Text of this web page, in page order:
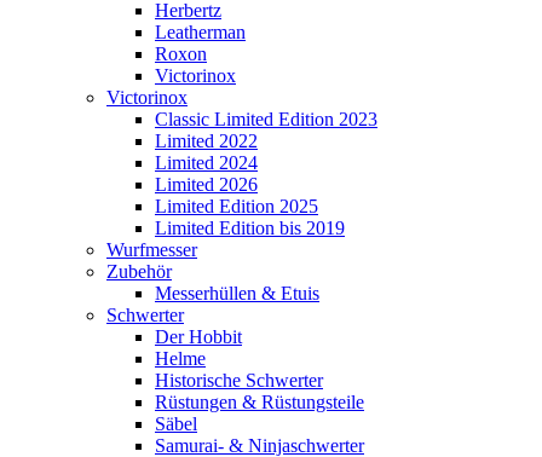
Herbertz
Leatherman
Roxon
Victorinox
Victorinox
Classic Limited Edition 2023
Limited 2022
Limited 2024
Limited 2026
Limited Edition 2025
Limited Edition bis 2019
Wurfmesser
Zubehör
Messerhüllen & Etuis
Schwerter
Der Hobbit
Helme
Historische Schwerter
Rüstungen & Rüstungsteile
Säbel
Samurai- & Ninjaschwerter